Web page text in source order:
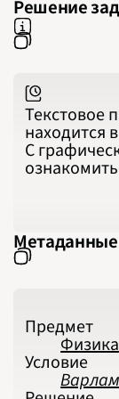
Решение
Текстовое
находится
С
Метаданные
Предмет
Физика
Условие